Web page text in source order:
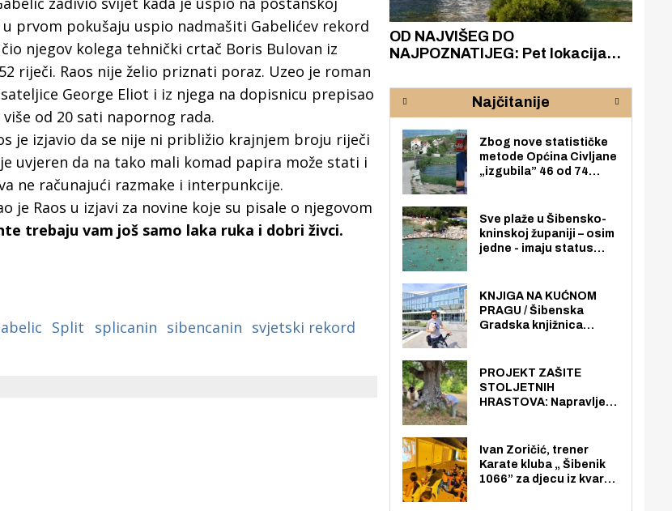
prvom pokušaju uspio nadmašiti Gabelićev rekord
njegov kolega tehnički crtač Boris Bulovan iz
riječi. Raos nije želio priznati poraz. Uzeo je roman
George Eliot i iz njega na dopisnicu prepisao
od 20 sati napornog rada.
je izjavio da se nije ni približio krajnjem broju riječi
uvjeren da na tako mali komad papira može stati i
ne računajući razmake i interpunkcije.
je Raos u izjavi za novine koje su pisale o njegovom
trebaju vam još samo laka ruka i dobri živci.
Split splicanin sibencanin svjetski rekord
ruke -
u
Šibenik spreman za dolazak
električnih autobusa: izgrađeno
12 punionica na kolodvoru
OD NAJVIŠEG DO
NAJPOZNATIJEG: Pet lokacija
rijeke Krke
Najčitanije
Zbog nove statističke
metode Općina Civljane
„izgubila” 46 od 74
nego radno sposobnih
osoba među svojih 170
stanovnika.
Sve plaže u Šibensko-
kninskoj županiji – osim
jedne - imaju status
općoj upotrebi. Pristup
je slobodan i besplatan
za sve građane i
KNJIGA NA KUĆNOM
PRAGU / Šibenska
Gradska knjižnica
knjiga na kućnu adresu
električnim biciklom.
PROJEKT ZAŠITE
STOLJETNIH
HRASTOVA: Napravljen
Zmajevac
Ivan Zoričić, trener
Karate kluba „ Šibenik
1066” za djecu iz kvarta